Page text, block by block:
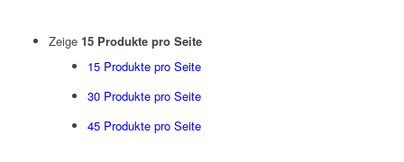
Zeige 15 Produkte pro Seite
15 Produkte pro Seite
30 Produkte pro Seite
45 Produkte pro Seite